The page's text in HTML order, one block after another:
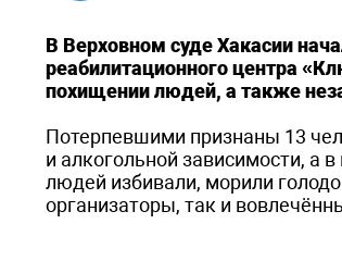
В Верховном суде Хакасии
реабилитационного центра
похищении людей, а также
Потерпевшими признаны 13
и алкогольной зависимости, а
людей избивали, морили
организаторы, так и